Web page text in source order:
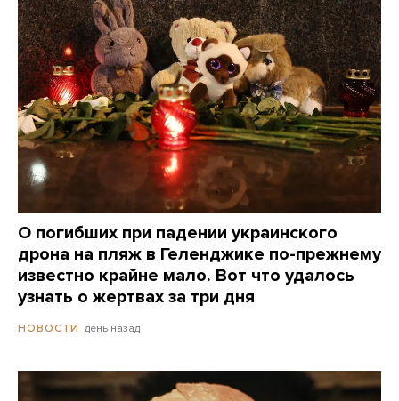
О погибших при падении украинского
дрона на пляж в Геленджике по-прежнему
известно крайне мало. Вот что удалось
узнать о жертвах за три дня
НОВОСТИ день назад